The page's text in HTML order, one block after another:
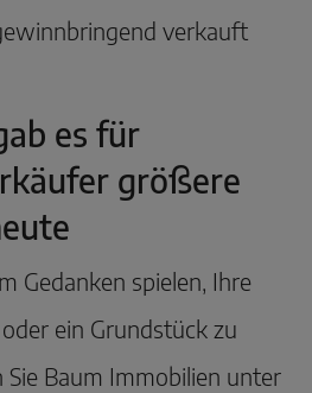
verkauft
es für
größere
Gedanken spielen, Ihre
ein Grundstück zu
Baum Immobilien unter